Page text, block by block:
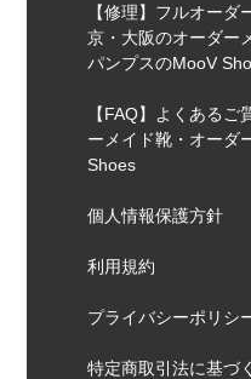
【修理】フルオー
京・大阪のオーダー
パンプスのMooV
【FAQ】よくある
ーメイド靴・オーダ
Shoes
個人情報保護方針
利用規約
プライバシーポリシ
特定商取引法に基づ